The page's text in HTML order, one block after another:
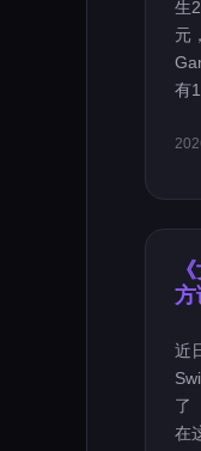
生
元
有
方
近
了
在